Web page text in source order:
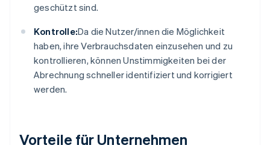
geschützt sind.
Kontrolle:Da die Nutzer/innen die Möglichkeit
haben, ihre Verbrauchsdaten einzusehen und zu
kontrollieren, können Unstimmigkeiten bei der
Abrechnung schneller identifiziert und korrigiert
werden.
Vorteile für Unternehmen